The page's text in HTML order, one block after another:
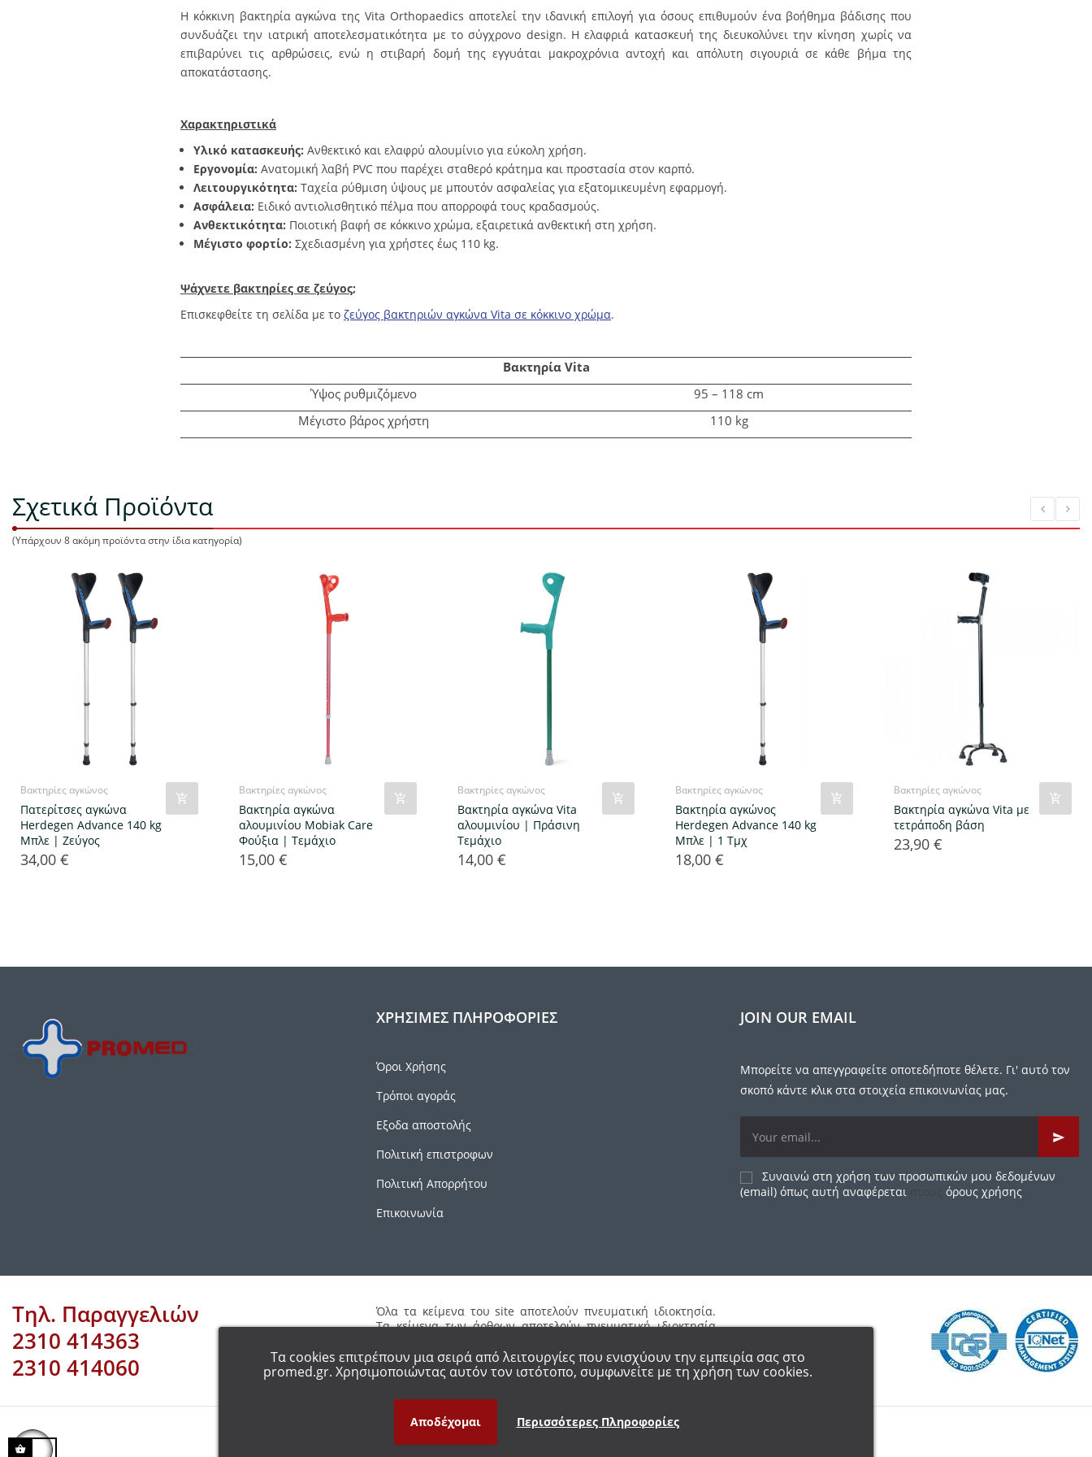
Τα cookies επιτρέπουν μια σειρά από λειτουργίες που ενισχύουν την εμπειρία σας στο
promed.gr. Χρησιμοποιώντας αυτόν τον ιστότοπο, συμφωνείτε με τη χρήση των cookies.
Αποδέχομαι Περισσότερες Πληροφορίες
Η κόκκινη βακτηρία αγκώνα της Vita Orthopaedics αποτελεί την ιδανική επιλογή για όσους επιθυμούν ένα βοήθημα βάδισης που
συνδυάζει την ιατρική αποτελεσματικότητα με το σύγχρονο design. Η ελαφριά κατασκευή της διευκολύνει την κίνηση χωρίς να
επιβαρύνει τις αρθρώσεις, ενώ η στιβαρή δομή της εγγυάται μακροχρόνια αντοχή και απόλυτη σιγουριά σε κάθε βήμα της
αποκατάστασης.
Χαρακτηριστικά
Υλικό κατασκευής: Ανθεκτικό και ελαφρύ αλουμίνιο για εύκολη χρήση.
Εργονομία: Ανατομική λαβή PVC που παρέχει σταθερό κράτημα και προστασία στον καρπό.
Λειτουργικότητα: Ταχεία ρύθμιση ύψους με μπουτόν ασφαλείας για εξατομικευμένη εφαρμογή.
Ασφάλεια: Ειδικό αντιολισθητικό πέλμα που απορροφά τους κραδασμούς.
Ανθεκτικότητα: Ποιοτική βαφή σε κόκκινο χρώμα, εξαιρετικά ανθεκτική στη χρήση.
Μέγιστο φορτίο: Σχεδιασμένη για χρήστες έως 110 kg.
Ψάχνετε βακτηρίες σε ζεύγος;
Επισκεφθείτε τη σελίδα με το ζεύγος βακτηριών αγκώνα Vita σε κόκκινο χρώμα.
Βακτηρία Vita
Ύψος ρυθμιζόμενο
95 – 118 cm
Μέγιστο βάρος χρήστη
110 kg
Σχετικά Προϊόντα
(Υπάρχουν 8 ακόμη προϊόντα στην ίδια κατηγορία)
Βακτηρίες αγκώνος
Πατερίτσες αγκώνα
Herdegen Advance 140 kg
Μπλε | Ζεύγος
Τιμή
34,00 €
Βακτηρίες αγκώνος
Βακτηρία αγκώνα
αλουμινίου Mobiak Care
Φούξια | Τεμάχιο
Τιμή
15,00 €
Βακτηρίες αγκώνος
Βακτηρία αγκώνα Vita
αλουμινίου | Πράσινη
Τεμάχιο
Τιμή
14,00 €
Βακτηρίες αγκώνος
Βακτηρία αγκώνος
Herdegen Advance 140 kg
Μπλε | 1 Τμχ
Τιμή
18,00 €
Βακτηρίες αγκώνος
Βακτηρία αγκώνα Vita με
τετράποδη βάση
Τιμή
23,90 €
ΧΡΉΣΙΜΕΣ ΠΛΗΡΟΦΟΡΊΕΣ
Όροι Χρήσης
Τρόποι αγοράς
Εξοδα αποστολής
Πολιτική επιστροφων
Πολιτική Απορρήτου
Επικοινωνία
JOIN OUR EMAIL
Μπορείτε να απεγγραφείτε οποτεδήποτε θέλετε. Γι' αυτό τον
σκοπό κάντε κλικ στα στοιχεία επικοινωνίας μας.
Συναινώ στη χρήση των προσωπικών μου δεδομένων
(email) όπως αυτή αναφέρεται στους όρους χρήσης
Τηλ. Παραγγελιών
2310 414363
2310 414060
Όλα τα κείμενα του site αποτελούν πνευματική ιδιοκτησία.
Τα κείμενα των άρθρων αποτελούν πνευματική ιδιοκτησία
αναδημοσίευση μέρους ή ολόκληρου του περιεχομένου του
site χωρίς έγγραφη άδεια.